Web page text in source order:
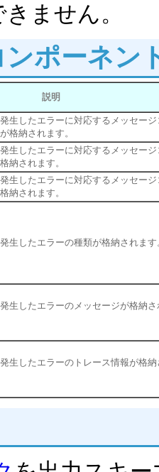
ません。
ポーネン
説明
生したエラーに対応するメッセージ
格納されます。
生したエラーに対応するメッセージ
納されます。
生したエラーに対応するメッセージ
納されます。
生したエラーの種類が格納されます
生したエラーのメッセージが格納さ
生したエラーのトレース情報が格納